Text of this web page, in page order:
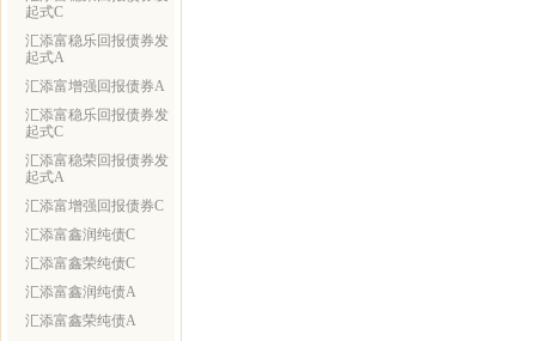
起式C
汇添富稳乐回报债券发
起式A
汇添富增强回报债券A
汇添富稳乐回报债券发
起式C
汇添富稳荣回报债券发
起式A
汇添富增强回报债券C
汇添富鑫润纯债C
汇添富鑫荣纯债C
汇添富鑫润纯债A
汇添富鑫荣纯债A